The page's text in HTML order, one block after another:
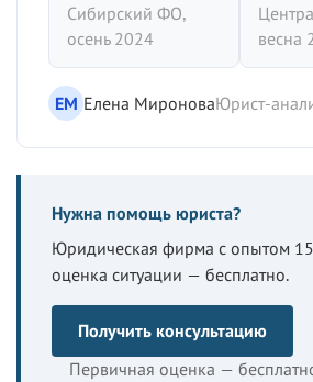
Сибирский ФО,
осень 2024
весна
ЕМ Елена МироноваЮрист-
Нужна помощь юриста?
Юридическая фирма с опытом
оценка ситуации — бесплатно.
Получить консультацию
Первичная оценка —